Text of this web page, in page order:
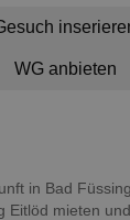
WG anbieten
in Bad
Eitlöd mieten